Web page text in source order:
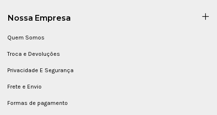
Nossa Empresa
Quem Somos
Troca e Devoluções
Privacidade E Segurança
Frete e Envio
Formas de pagamento